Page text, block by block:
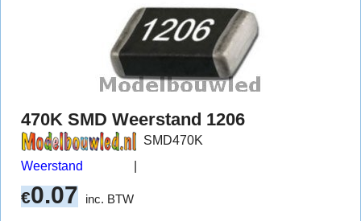
470K SMD Weerstand 1206
Weerstand
SMD470K
€0.07 inc. BTW